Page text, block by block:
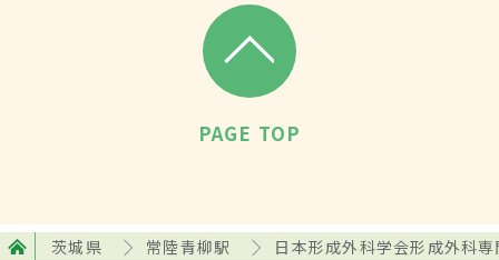
PAGE TOP
茨城県 常陸青柳駅 日本形成外科学会形成外科